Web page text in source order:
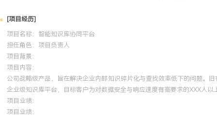
[项目经历]
项目名称：智能知识库协同平台
担任角色： 项目负责人
项目背景：
项目内容：
公司战略级产品，旨在解决企业内部知识碎片化与查找效率低下的问题。
企业级知识库平台，目标客户为对数据安全与响应速度有高要求的XXX人以
项目业绩：
项目业绩：